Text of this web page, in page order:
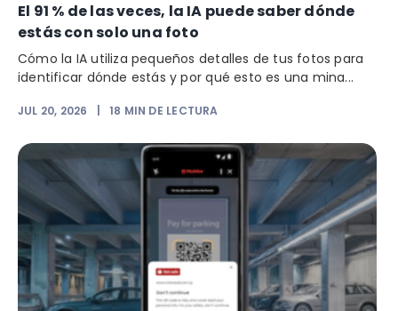
El 91 % de las veces, la IA puede saber dónde
estás con solo una foto
Cómo la IA utiliza pequeños detalles de tus fotos para
identificar dónde estás y por qué esto es una mina...
JUL 20, 2026 |18 MIN DE LECTURA